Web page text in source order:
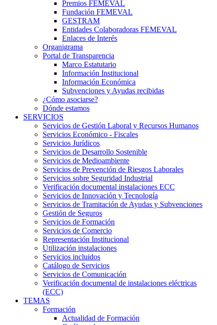
Premios FEMEVAL
Fundación FEMEVAL
GESTRAM
Entidades Colaboradoras FEMEVAL
Enlaces de Interés
Organigrama
Portal de Transparencia
Marco Estatutario
Información Institucional
Información Económica
Subvenciones y Ayudas recibidas
¿Cómo asociarse?
Dónde estamos
SERVICIOS
Servicios de Gestión Laboral y Recursos Humanos
Servicios Económico - Fiscales
Servicios Jurídicos
Servicios de Desarrollo Sostenible
Servicios de Medioambiente
Servicios de Prevención de Riesgos Laborales
Servicios sobre Seguridad Industrial
Verificación documental instalaciones ECC
Servicios de Innovación y Tecnología
Servicios de Tramitación de Ayudas y Subvenciones
Gestión de Seguros
Servicios de Formación
Servicios de Comercio
Representación Institucional
Utilización instalaciones
Servicios incluidos
Catálogo de Servicios
Servicios de Comunicación
Verificación documental de instalaciones eléctricas
(ECC)
TEMAS
Formación
Actualidad de Formación